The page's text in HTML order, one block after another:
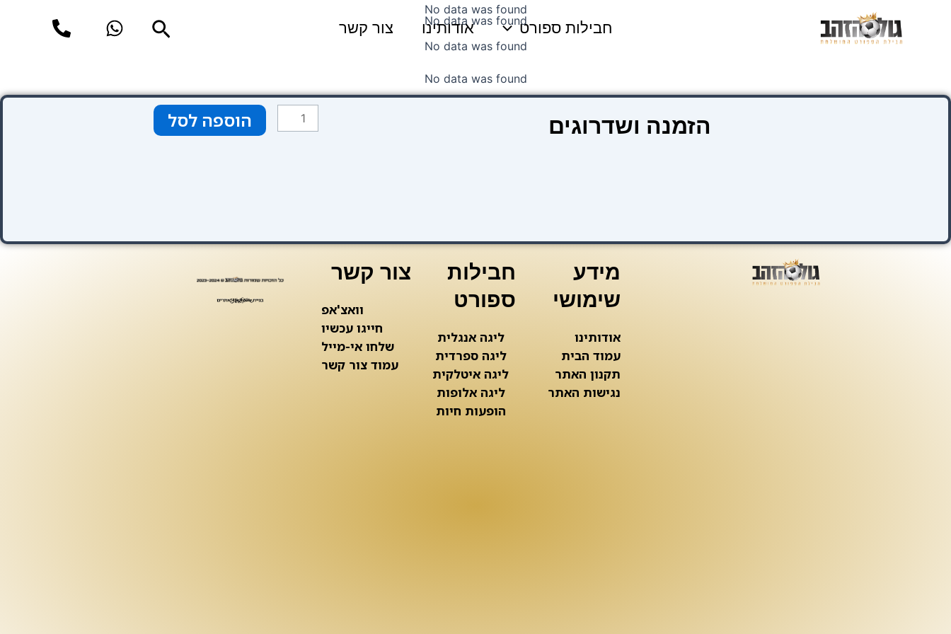
חבילות ספורט אודותינו צור קשר חיפוש
No data was found
No data was found
No data was found
No data was found
הזמנה ושדרוגים
כמות
של
הוספה לסל
מידע
שימושי
אודותינו
עמוד הבית
תקנון האתר
נגישות האתר
חבילות
ספורט
ליגה אנגלית
ליגה ספרדית
ליגה איטלקית
ליגה אלופות
הופעות חיות
צור קשר
וואצ'אפ
חייגו עכשיו
שלחו אי-מייל
עמוד צור קשר